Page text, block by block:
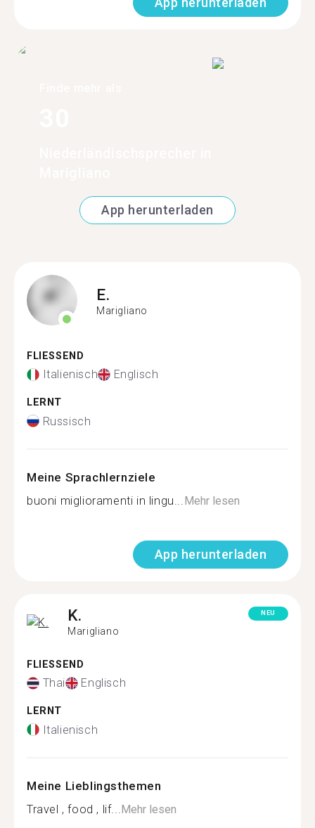
App herunterladen
E.
Marigliano
FLIESSEND
Italienisch Englisch
LERNT
Russisch
Meine Sprachlernziele
buoni miglioramenti in lingu... Mehr lesen
App herunterladen
K.
Marigliano
NEU
FLIESSEND
Thai Englisch
LERNT
Italienisch
Meine Lieblingsthemen
Travel , food , lif... Mehr lesen